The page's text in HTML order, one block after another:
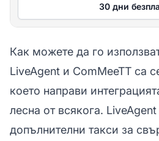
30 дни
Как можете да го
LiveAgent и ComMeeTT са
което направи
лесна от всякога.
допълнителни такси за